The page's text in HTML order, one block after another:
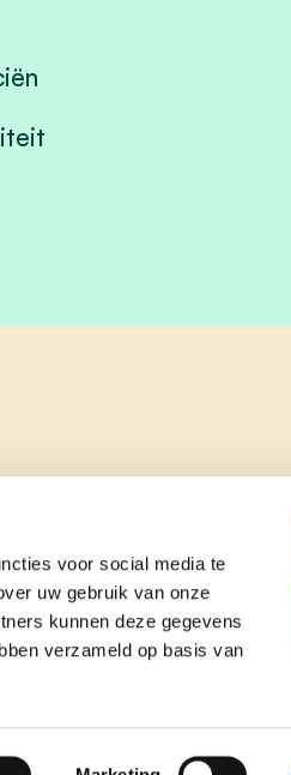
voor social media te
uw gebruik van onze
kunnen deze gegevens
verzameld op basis van